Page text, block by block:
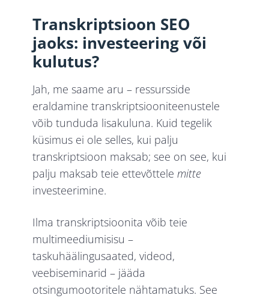
Transkriptsioon SEO
jaoks: investeering või
kulutus?
Jah, me saame aru – ressursside
eraldamine transkriptsiooniteenustele
võib tunduda lisakuluna. Kuid tegelik
küsimus ei ole selles, kui palju
transkriptsioon maksab; see on see, kui
palju maksab teie ettevõttelemitte
investeerimine.
Ilma transkriptsioonita võib teie
multimeediumisisu –
taskuhäälingusaated, videod,
veebiseminarid – jääda
otsingumootoritele nähtamatuks. See